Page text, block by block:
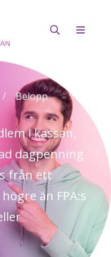
/ Belopp
i kassan,
dagpenning
från ett
än FPA:s